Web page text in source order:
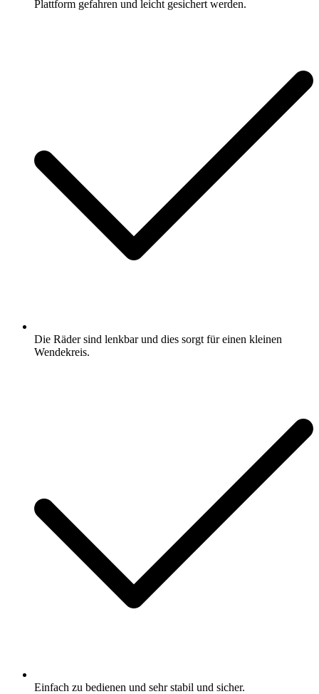
Plattform gefahren und leicht gesichert werden.
Die Räder sind lenkbar und dies sorgt für einen kleinen
Wendekreis.
Einfach zu bedienen und sehr stabil und sicher.